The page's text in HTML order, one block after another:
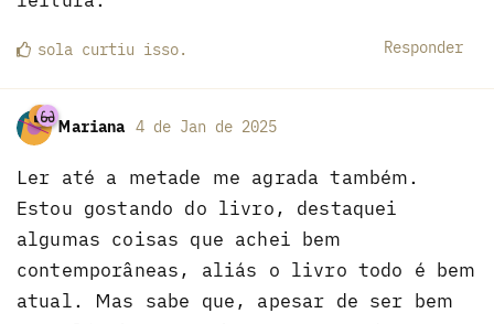
Responder
sola curtiu isso.
Mariana 4 de Jan de 2025
Ler até a metade me agrada também.
Estou gostando do livro, destaquei
algumas coisas que achei bem
contemporâneas, aliás o livro todo é bem
atual. Mas sabe que, apesar de ser bem